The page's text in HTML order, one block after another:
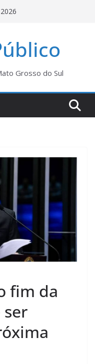
Grosso do Sul
fim da